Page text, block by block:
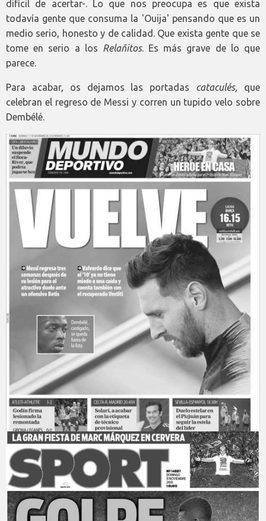
difícil de acertar-. Lo que nos preocupa es que exista
todavía gente que consuma la 'Ouija' pensando que es un
medio serio, honesto y de calidad. Que exista gente que se
tome en serio a los Relañitos. Es más grave de lo que
parece.
Para acabar, os dejamos las portadas cataculés,
que
celebran el regreso de Messi y corren un tupido velo sobre
Dembélé.